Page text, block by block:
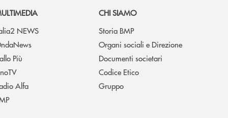
NEWS
Più
Alfa
CHI SIAMO
Storia BMP
Organi sociali e Direzione
Documenti societari
Codice Etico
Gruppo